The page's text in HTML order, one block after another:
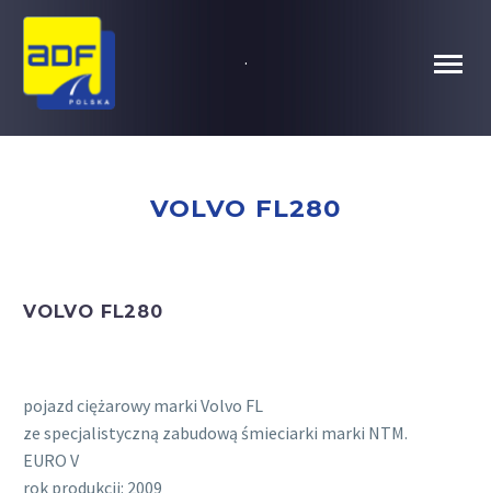
.
VOLVO FL280
VOLVO FL280
pojazd ciężarowy marki Volvo FL
ze specjalistyczną zabudową śmieciarki marki NTM.
EURO V
rok produkcji: 2009